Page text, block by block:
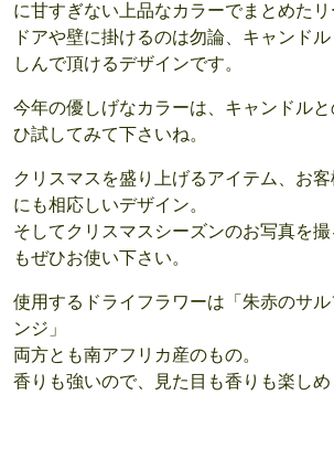
に甘すぎない上品なカラーでまとめたリ
ドアや壁に掛けるのは勿論、キャンド
しんで頂けるデザインです。
今年の優しげなカラーは、キャンドル
ひ試してみて下さいね。
クリスマスを盛り上げるアイテム、お
にも相応しいデザイン。
そしてクリスマスシーズンのお写真を
もぜひお使い下さい。
使用するドライフラワーは「朱赤のサ
ンジ」
両方とも南アフリカ産のもの。
香りも強いので、見た目も香りも楽しめ